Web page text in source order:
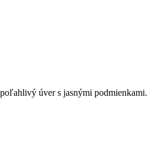
úver s jasnými podmienkami.